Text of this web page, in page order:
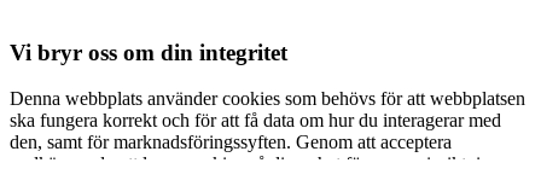
Vi bryr oss om din integritet
Denna webbplats använder cookies som behövs för att webbplatsen
ska fungera korrekt och för att få data om hur du interagerar med
den, samt för marknadsföringssyften. Genom att acceptera
godkänner du att lagra cookies på din enhet för annonsinriktning,